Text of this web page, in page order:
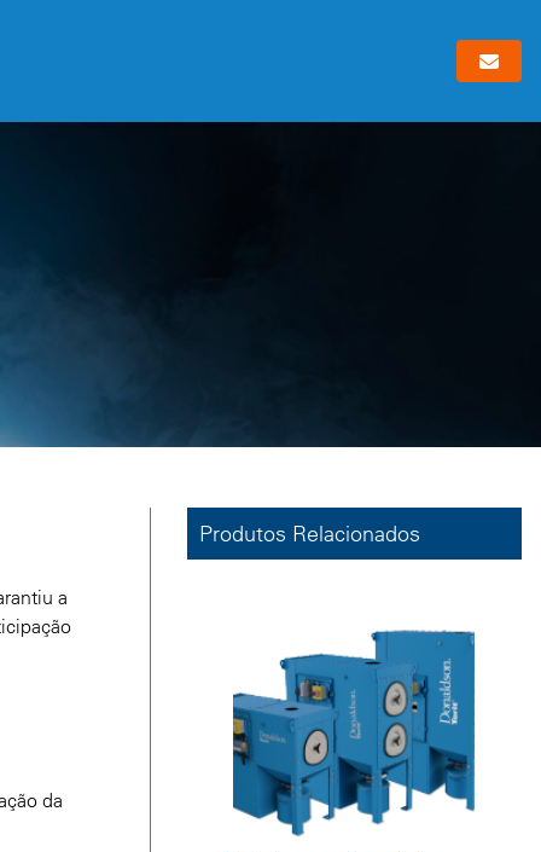
a
da
Produtos Relacionados